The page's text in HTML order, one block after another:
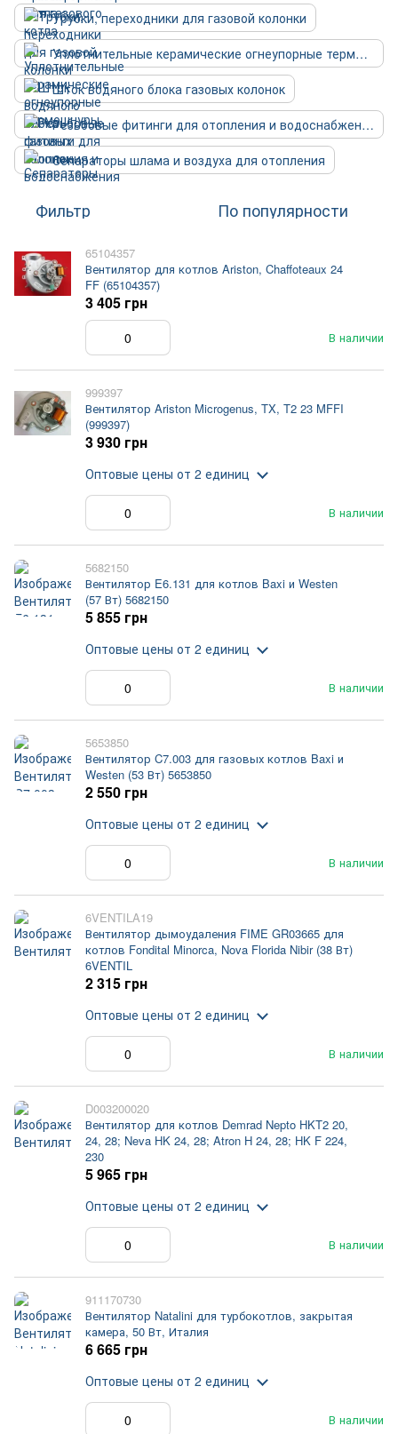
Трубки, переходники для газовой колонки
Уплотнительные керамические огнеупорные термошнуры
Шток водяного блока газовых колонок
Резьбовые фитинги для отопления и водоснабжения
Сепараторы шлама и воздуха для отопления
Фильтр По популярности
65104357
Вентилятор для котлов Ariston, Chaffoteaux 24
FF (65104357)
В наличии
3 405 грн
999397
Вентилятор Ariston Microgenus, TX, T2 23 MFFI
(999397)
В наличии
3 930 грн
Оптовые цены от 2 единиц
5682150
Вентилятор E6.131 для котлов Baxi и Westen
(57 Вт) 5682150
В наличии
5 855 грн
Оптовые цены от 2 единиц
5653850
Вентилятор C7.003 для газовых котлов Baxi и
Westen (53 Вт) 5653850
В наличии
2 550 грн
Оптовые цены от 2 единиц
6VENTILA19
Вентилятор дымоудаления FIME GR03665 для
котлов Fondital Minorca, Nova Florida Nibir (38 Вт)
6VENTIL
В наличии
2 315 грн
Оптовые цены от 2 единиц
D003200020
Вентилятор для котлов Demrad Nepto HKT2 20,
24, 28; Neva HK 24, 28; Atron H 24, 28; HK F 224,
230
В наличии
5 965 грн
Оптовые цены от 2 единиц
911170730
Вентилятор Natalini для турбокотлов, закрытая
камера, 50 Вт, Италия
В наличии
6 665 грн
Оптовые цены от 2 единиц